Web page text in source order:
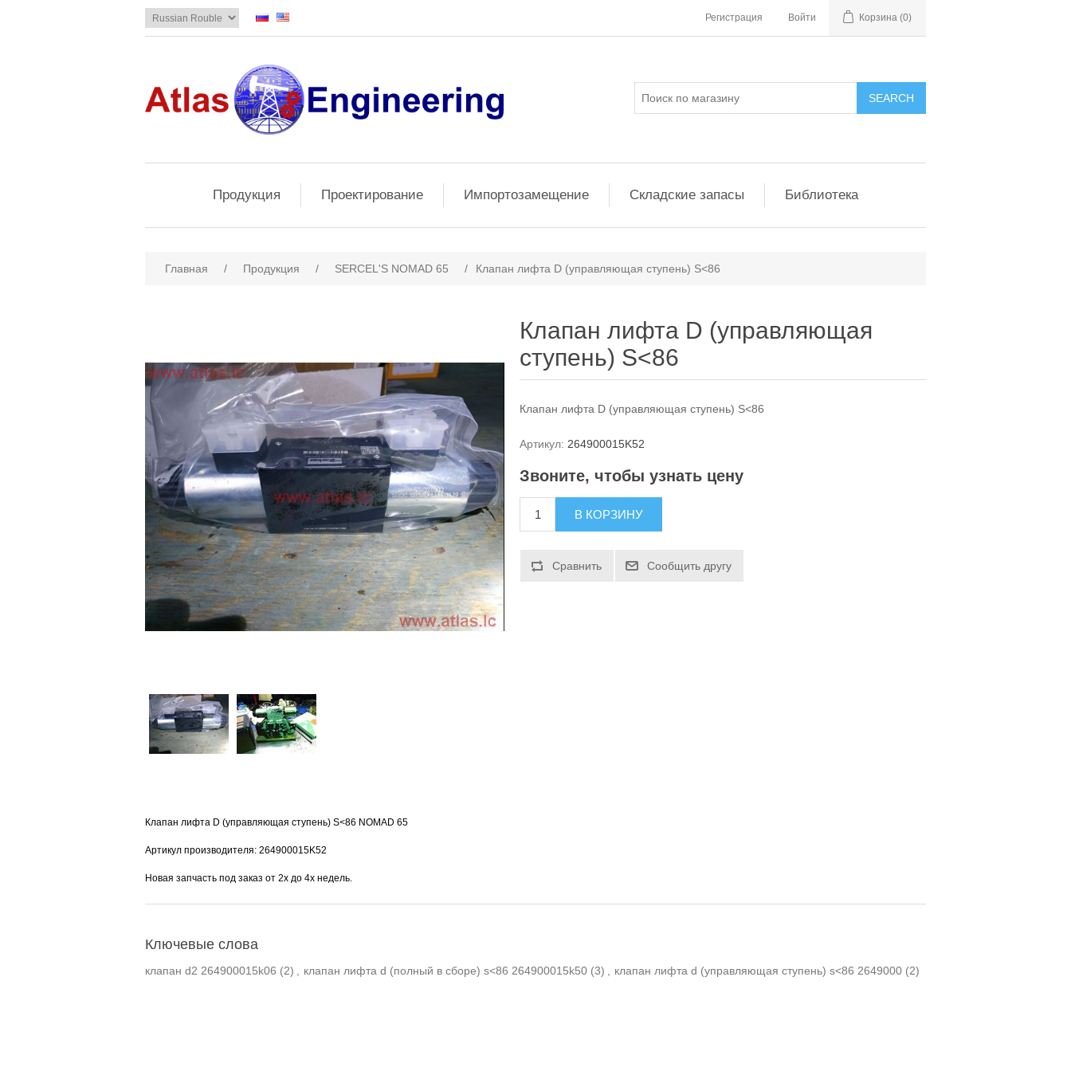
Регистрация Войти Корзина (0)
Продукция Проектирование Импортозамещение Складские запасы Библиотека
Главная / Продукция / SERCEL'S NOMAD 65 / Клапан лифта D (управляющая ступень) S<86
Клапан лифта D (управляющая
ступень) S<86
Клапан лифта D (управляющая ступень) S<86
Артикул: 264900015K52
Звоните, чтобы узнать цену
Клапан лифта D (управляющая ступень) S<86 NOMAD 65
Артикул производителя: 264900015K52
Новая запчасть под заказ от 2х до 4х недель.
Ключевые слова
клапан d2 264900015k06 (2) клапан лифта d (полный в сборе) s<86 264900015k50 (3) клапан лифта d (управляющая ступень) s<86 2649000 (2)